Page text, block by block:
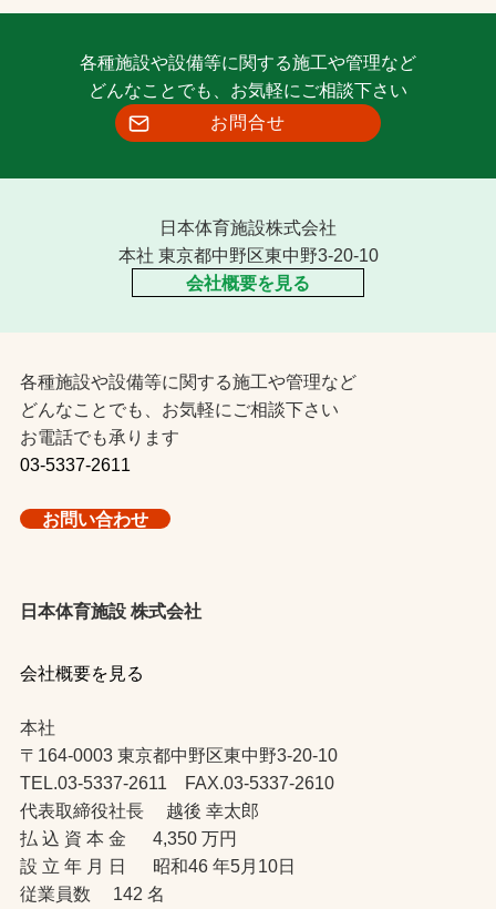
各種施設や設備等に関する施工や管理など
どんなことでも、お気軽にご相談下さい
お問合せ
日本体育施設株式会社
本社 東京都中野区東中野3-20-10
会社概要を見る
各種施設や設備等に関する施工や管理など
どんなことでも、お気軽にご相談下さい
お電話でも承ります
03-5337-2611
お問い合わせ
日本体育施設 株式会社
会社概要を見る
本社
〒164-0003 東京都中野区東中野3-20-10
TEL.03-5337-2611 FAX.03-5337-2610
代表取締役社長 越後 幸太郎
払 込 資 本 金 4,350 万円
設 立 年 月 日 昭和46 年5月10日
従業員数 142 名